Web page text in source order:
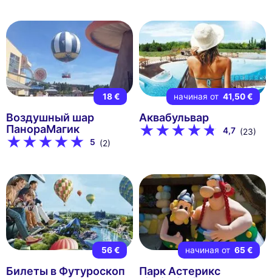
18 €
Воздушный шар
ПанораМагик
5 (2)
начиная от 41,50 €
Аквабульвар
4,7 (23)
56 €
Билеты в Футуроскоп
начиная от 65 €
Парк Астерикс